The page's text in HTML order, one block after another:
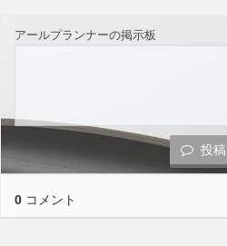
アールプランナーの掲示板
投稿
0 コメント